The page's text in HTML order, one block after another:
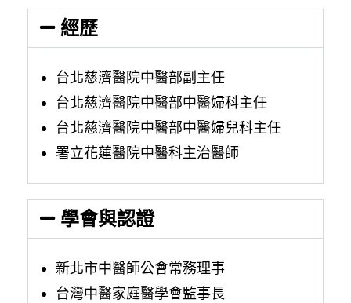
經歷
台北慈濟醫院中醫部副主任
台北慈濟醫院中醫部中醫婦科主任
台北慈濟醫院中醫部中醫婦兒科主任
署立花蓮醫院中醫科主治醫師
學會與認證
新北市中醫師公會常務理事
台灣中醫家庭醫學會監事長